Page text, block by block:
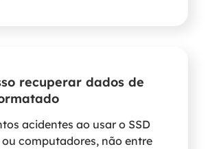
recuperar dados de
acidentes ao usar o SSD
computadores, não entre